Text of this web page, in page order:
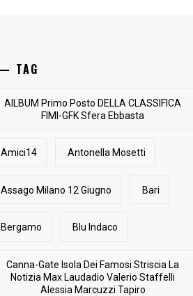
TAG
AlLBUM Primo Posto DELLA CLASSIFICA
FIMI-GFK Sfera Ebbasta
Amici14 Antonella Mosetti
Assago Milano 12 Giugno Bari
Bergamo Blu Indaco
Canna-Gate Isola Dei Famosi Striscia La
Notizia Max Laudadio Valerio Staffelli
Alessia Marcuzzi Tapiro